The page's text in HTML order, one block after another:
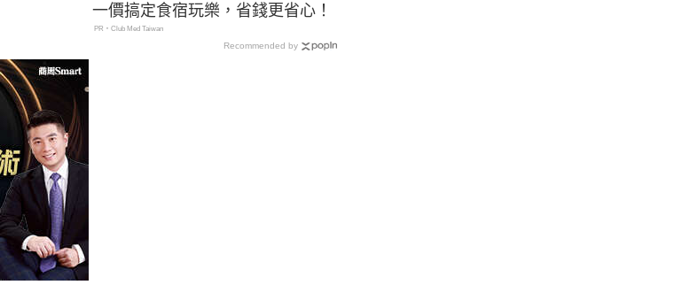
一價搞定食宿玩樂，省錢更省心！
PR・Club Med Taiwan
Recommended by